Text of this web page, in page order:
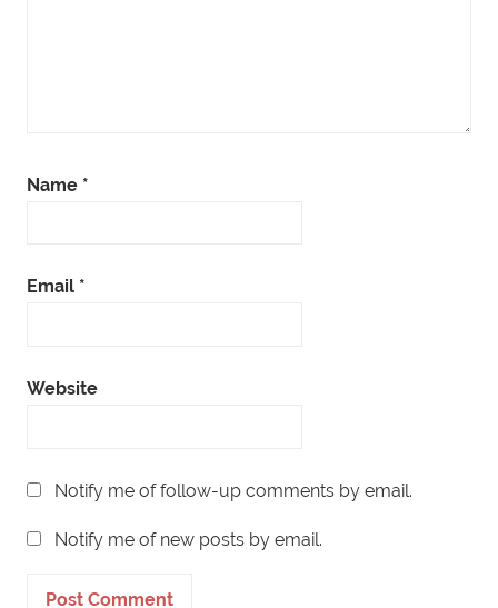
Name *
Email *
Website
Notify me of follow-up comments by email.
Notify me of new posts by email.